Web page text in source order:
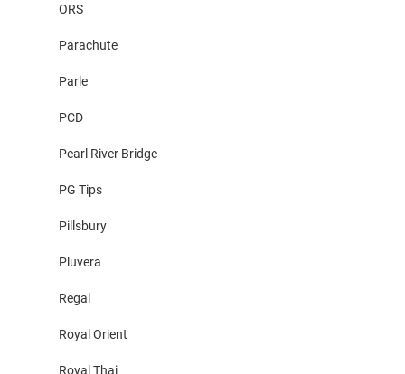
ORS
Parachute
Parle
PCD
Pearl River Bridge
PG Tips
Pillsbury
Pluvera
Regal
Royal Orient
Royal Thai